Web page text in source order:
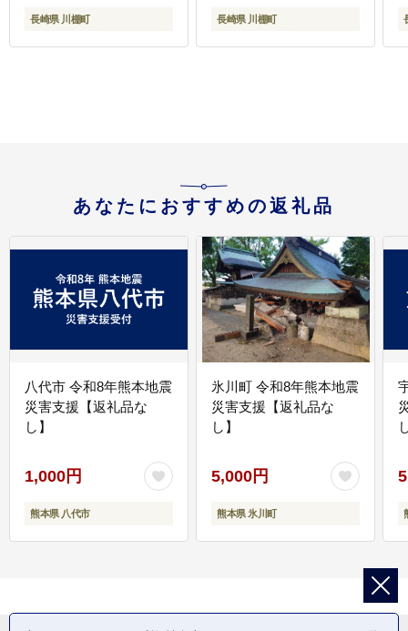
長崎県 川棚町 長崎県 川棚町
あなたにおすすめの返礼品
八代市 令和8年熊本地震
災害支援【返礼品な
し】
1,000円
熊本県 八代市
氷川町 令和8年熊本地震
災害支援【返礼品な
し】
5,000円
熊本県 氷川町